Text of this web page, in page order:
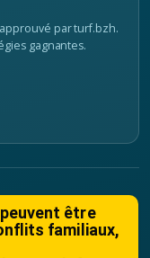
par turf.bzh.
gagnantes.
être
familiaux,